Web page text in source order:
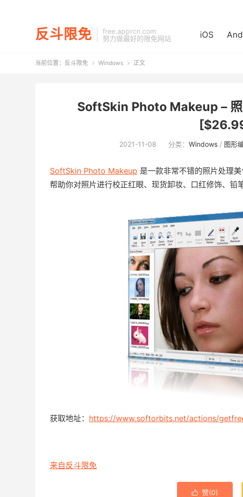
反斗限免
free.apprcn.com
努力做最好的限免网站
iOS
当前位置： 反斗限免  Windows  正文
SoftSkin Photo Makeup –
2021-11-08 分类： Windows/ 图形
SoftSkin Photo Makeup 是一款非常不错的照片处理
帮助你对照片进行校正红眼、现货卸妆、口红修饰、铅
获取地址： https://www.softorbits.net/actions/
来自反斗限免
 赞(0)